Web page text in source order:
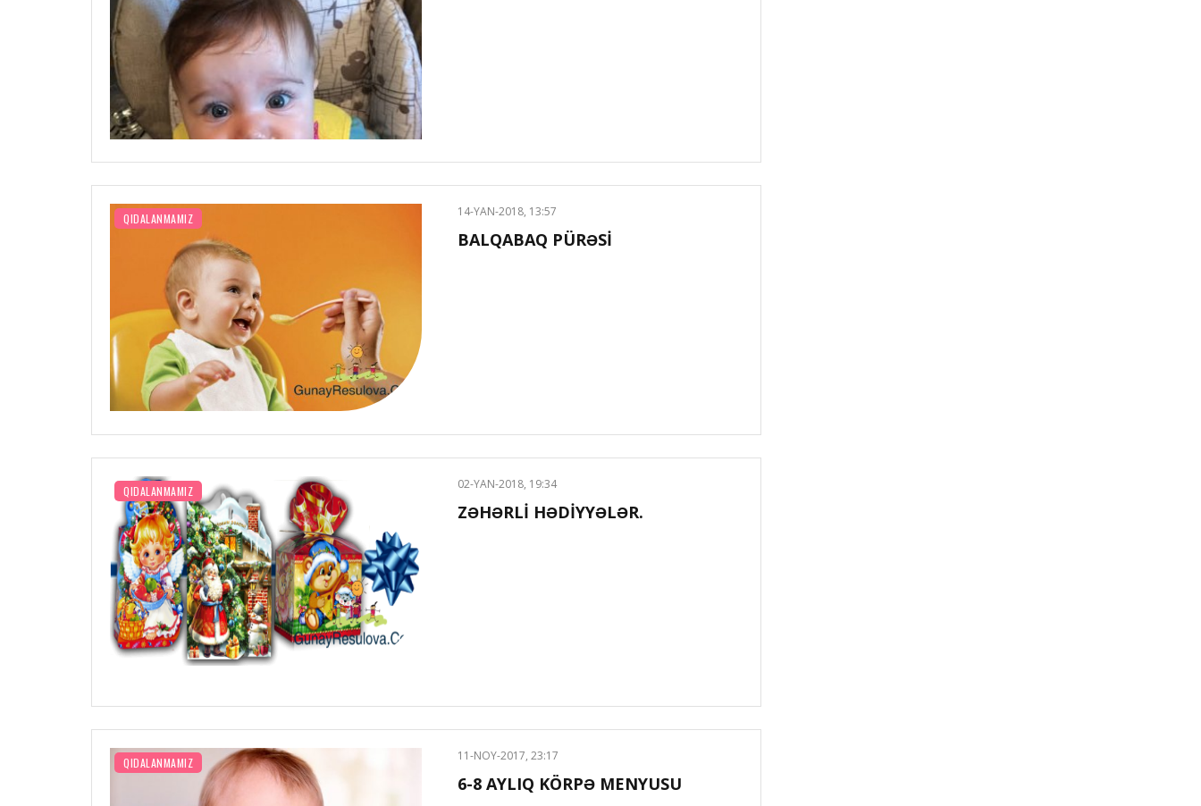
QIDALANMAMIZ 14-YAN-2018, 13:57
BALQABAQ PÜRƏSİ
QIDALANMAMIZ 02-YAN-2018, 19:34
ZƏHƏRLİ HƏDİYYƏLƏR.
QIDALANMAMIZ 11-NOY-2017, 23:17
6-8 AYLIQ KÖRPƏ MENYUSU